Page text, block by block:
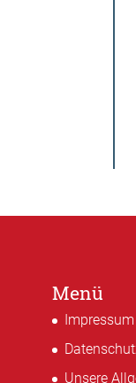
Menü
Impressum
Unsere